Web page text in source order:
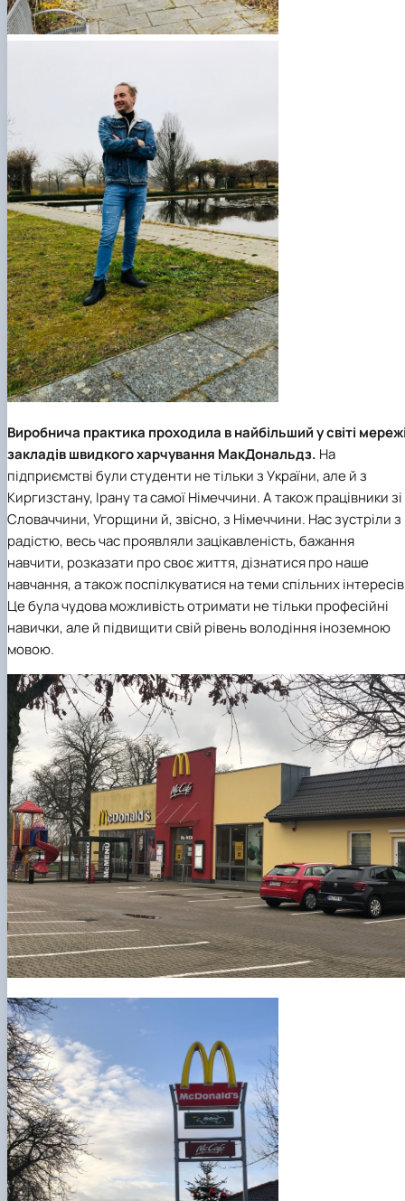
Виробнича практика проходила в найбільший у світі
закладів швидкого харчування МакДональдз. На
підприємстві були студенти не тільки з України, але й з
Киргизстану, Ірану та самої Німеччини. А також працівники зі
Словаччини, Угорщини й, звісно, з Німеччини. Нас зустріли з
радістю, весь час проявляли зацікавленість, бажання
навчити, розказати про своє життя, дізнатися про наше
навчання, а також поспілкуватися на теми спільних
Це була чудова можливість отримати не тільки професійні
навички, але й підвищити свій рівень володіння іноземною
мовою.